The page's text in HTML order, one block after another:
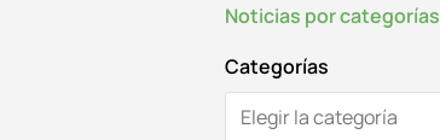
Noticias por categorías
Categorías